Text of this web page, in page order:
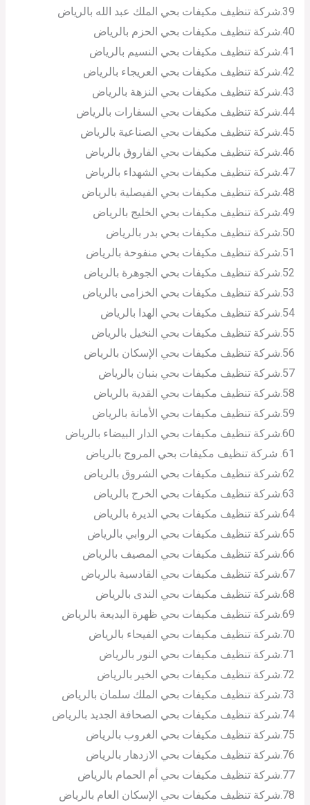
39.شركة تنظيف مكيفات بحي الملك عبد الله بالرياض
40.شركة تنظيف مكيفات بحي الحزم بالرياض
41.شركة تنظيف مكيفات بحي النسيم بالرياض
42.شركة تنظيف مكيفات بحي العريجاء بالرياض
43.شركة تنظيف مكيفات بحي النزهة بالرياض
44.شركة تنظيف مكيفات بحي السفارات بالرياض
45.شركة تنظيف مكيفات بحي الصناعية بالرياض
46.شركة تنظيف مكيفات بحي الفاروق بالرياض
47.شركة تنظيف مكيفات بحي الشهداء بالرياض
48.شركة تنظيف مكيفات بحي الفيصلية بالرياض
49.شركة تنظيف مكيفات بحي الخليج بالرياض
50.شركة تنظيف مكيفات بحي بدر بالرياض
51.شركة تنظيف مكيفات بحي منفوحة بالرياض
52.شركة تنظيف مكيفات بحي الجوهرة بالرياض
53.شركة تنظيف مكيفات بحي الخزامى بالرياض
54.شركة تنظيف مكيفات بحي الهدا بالرياض
55.شركة تنظيف مكيفات بحي النخيل بالرياض
56.شركة تنظيف مكيفات بحي الإسكان بالرياض
57.شركة تنظيف مكيفات بحي بنبان بالرياض
58.شركة تنظيف مكيفات بحي القدية بالرياض
59.شركة تنظيف مكيفات بحي الأمانة بالرياض
60.شركة تنظيف مكيفات بحي الدار البيضاء بالرياض
61. شركة تنظيف مكيفات بحي المروج بالرياض
62.شركة تنظيف مكيفات بحي الشروق بالرياض
63.شركة تنظيف مكيفات بحي الخرج بالرياض
64.شركة تنظيف مكيفات بحي الديرة بالرياض
65.شركة تنظيف مكيفات بحي الروابي بالرياض
66.شركة تنظيف مكيفات بحي المصيف بالرياض
67.شركة تنظيف مكيفات بحي القادسية بالرياض
68.شركة تنظيف مكيفات بحي الندى بالرياض
69.شركة تنظيف مكيفات بحي ظهرة البديعة بالرياض
70.شركة تنظيف مكيفات بحي الفيحاء بالرياض
71.شركة تنظيف مكيفات بحي النور بالرياض
72.شركة تنظيف مكيفات بحي الخير بالرياض
73.شركة تنظيف مكيفات بحي الملك سلمان بالرياض
74.شركة تنظيف مكيفات بحي الصحافة الجديد بالرياض
75.شركة تنظيف مكيفات بحي الغروب بالرياض
76.شركة تنظيف مكيفات بحي الازدهار بالرياض
77.شركة تنظيف مكيفات بحي أم الحمام بالرياض
78.شركة تنظيف مكيفات بحي الإسكان العام بالرياض